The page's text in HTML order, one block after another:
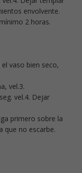
envolvente.
2 horas.
vaso bien seco,
vel.3.
vel.4. Dejar
primero sobre la
que no escarbe.